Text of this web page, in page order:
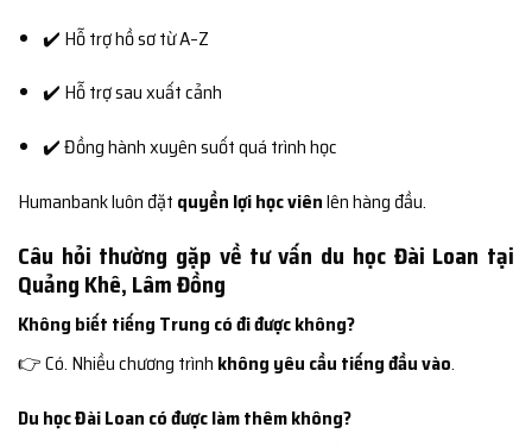
✔️ Hỗ trợ hồ sơ từ A–Z
✔️ Hỗ trợ sau xuất cảnh
✔️ Đồng hành xuyên suốt quá trình học
Humanbank luôn đặt quyền lợi học viênlên hàng đầu.
Câu hỏi thường gặp về tư vấn du học Đài Loan tại
Quảng Khê, Lâm Đồng
Không biết tiếng Trung có đi được không?
👉 Có. Nhiều chương trình không yêu cầu tiếng đầu vào.
Du học Đài Loan có được làm thêm không?